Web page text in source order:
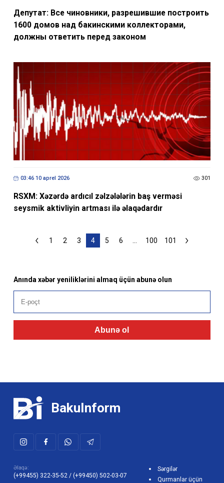
Депутат: Все чиновники, разрешившие построить
1600 домов над бакинскими коллекторами,
должны ответить перед законом
03:46 10 aprel 2026 301
RSXM: Xəzərdə ardıcıl zəlzələlərin baş verməsi
seysmik aktivliyin artması ilə əlaqədardır
1 2 3 4 5 6 ... 100 101
Anında xəbər yeniliklərini almaq üçün abunə olun
Abunə ol
BakuInform
Əlaqə:
(+99455) 322-35-52 / (+99450) 502-03-07
Sərgilər
Qurmanlar üçün